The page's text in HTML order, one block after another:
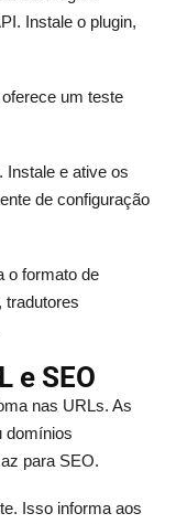
Instale o plugin,
um teste
Instale e ative os
de configuração
o formato de
tradutores
e SEO
nas URLs. As
domínios
para SEO.
Isso informa aos